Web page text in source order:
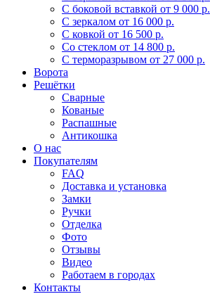
С боковой вставкой от 9 000 р.
С зеркалом от 16 000 р.
С ковкой от 16 500 р.
Со стеклом от 14 800 р.
С терморазрывом от 27 000 р.
Ворота
Решётки
Сварные
Кованые
Распашные
Антикошка
О нас
Покупателям
FAQ
Доставка и установка
Замки
Ручки
Отделка
Фото
Отзывы
Видео
Работаем в городах
Контакты